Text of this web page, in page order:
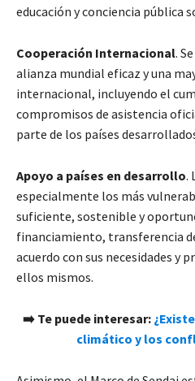
educación y conciencia pública
Cooperación Internacional.
alianza mundial eficaz y una
internacional, incluyendo el
compromisos de asistencia
parte de los países
Apoyo a países en desarrollo.
especialmente los más
suficiente, sostenible y
financiamiento, transferencia
acuerdo con sus necesidades y
ellos mismos.
➡️ Te puede interesar:
climático y los